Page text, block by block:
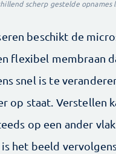
scherp gestelde
beschikt de
flexibel membraan
snel is te
op staat. Verstellen
op een ander
het beeld